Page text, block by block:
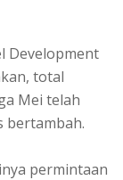
Development
total
Mei telah
bertambah.
permintaan